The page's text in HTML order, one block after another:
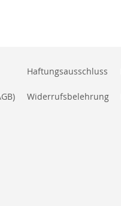
Haftungsausschluss
Widerrufsbelehrung